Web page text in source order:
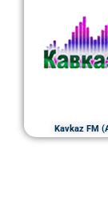
Kavkaz FM